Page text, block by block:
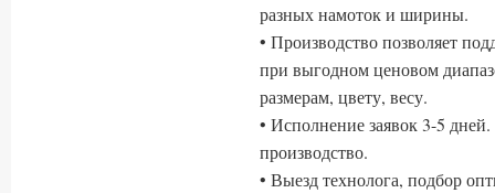
разных намоток и ширины.
• Производство позволяет
при выгодном ценовом
размерам, цвету, весу.
• Исполнение заявок 3-5
производство.
• Выезд технолога, подбор